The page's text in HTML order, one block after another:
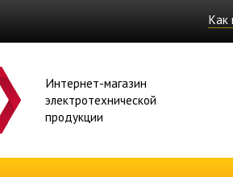
Как
Интернет-магазин
электротехнической
продукции